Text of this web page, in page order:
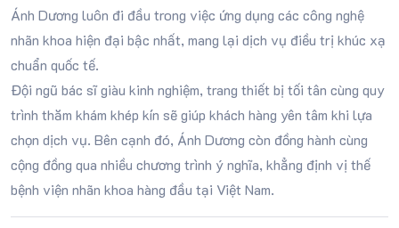
Ánh Dương luôn đi đầu trong việc ứng dụng các công nghệ
nhãn khoa hiện đại bậc nhất, mang lại dịch vụ điều trị khúc xạ
chuẩn quốc tế.
Đội ngũ bác sĩ giàu kinh nghiệm, trang thiết bị tối tân cùng quy
trình thăm khám khép kín sẽ giúp khách hàng yên tâm khi lựa
chọn dịch vụ. Bên cạnh đó, Ánh Dương còn đồng hành cùng
cộng đồng qua nhiều chương trình ý nghĩa, khẳng định vị thế
bệnh viện nhãn khoa hàng đầu tại Việt Nam.